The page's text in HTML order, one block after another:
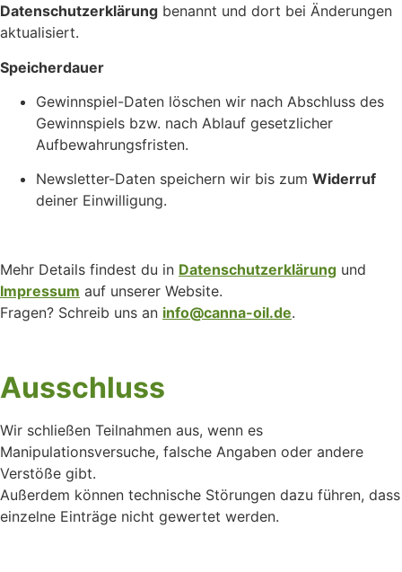
Datenschutzerklärung benannt und dort bei Änderungen
aktualisiert.
Speicherdauer
Gewinnspiel-Daten löschen wir nach Abschluss des
Gewinnspiels bzw. nach Ablauf gesetzlicher
Aufbewahrungsfristen.
Newsletter-Daten speichern wir bis zum Widerruf
deiner Einwilligung.
Mehr Details findest du in Datenschutzerklärung und
Impressum auf unserer Website.
Fragen? Schreib uns an info@canna-oil.de.
Ausschluss
Wir schließen Teilnahmen aus, wenn es
Manipulationsversuche, falsche Angaben oder andere
Verstöße gibt.
Außerdem können technische Störungen dazu führen, dass
einzelne Einträge nicht gewertet werden.